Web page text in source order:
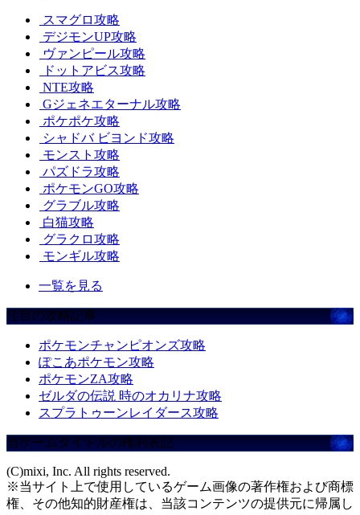
スマグロ攻略
デジモンUP攻略
ヴァンピール攻略
ドットアビス攻略
NTE攻略
Gジェネエターナル攻略
ポケポケ攻略
シャドバ ビヨンド攻略
モンスト攻略
パズドラ攻略
ポケモンGO攻略
グラブル攻略
白猫攻略
グラクロ攻略
モンギル攻略
一覧を見る
注目の攻略記事
ポケモンチャンピオンズ攻略
ぽこあポケモン攻略
ポケモンZA攻略
ゼルダの伝説 時のオカリナ攻略
スプラトゥーンレイダース攻略
当ゲームタイトルの権利表記
(C)mixi, Inc. All rights reserved.
※当サイト上で使用しているゲーム画像の著作権および商標
権、その他知的財産権は、当該コンテンツの提供元に帰属し